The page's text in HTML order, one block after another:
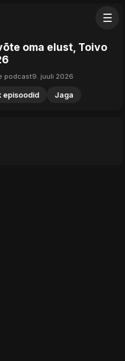
☰
oma elust, Toivo
podcast9. juuli 2026
episoodid Jaga